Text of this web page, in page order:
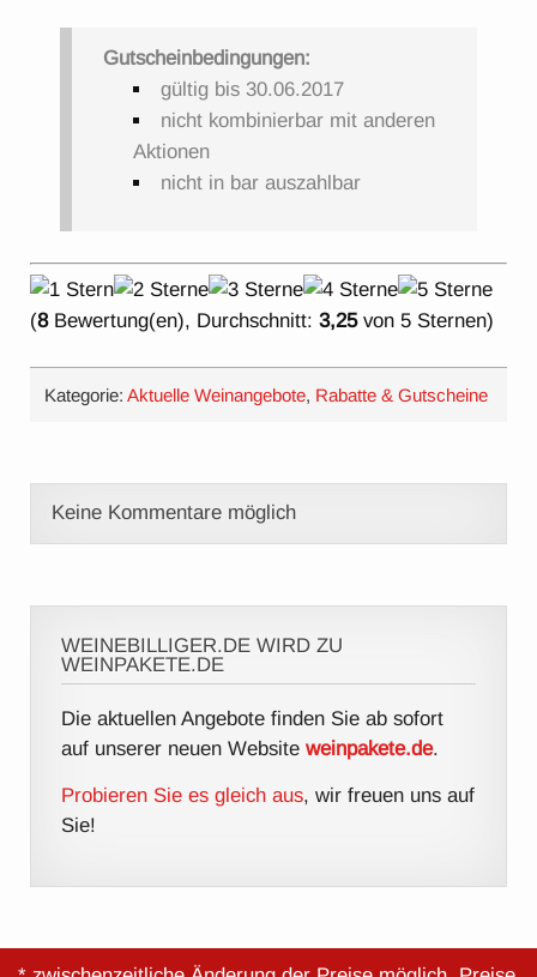
Gutscheinbedingungen:
gültig bis 30.06.2017
nicht kombinierbar mit anderen
Aktionen
nicht in bar auszahlbar
(8Bewertung(en), Durchschnitt:3,25von 5 Sternen)
Kategorie:Aktuelle Weinangebote, Rabatte & Gutscheine
Keine Kommentare möglich
WEINEBILLIGER.DE WIRD ZU
WEINPAKETE.DE
Die aktuellen Angebote finden Sie ab sofort
auf unserer neuen Websiteweinpakete.de.
Probieren Sie es gleich aus, wir freuen uns auf
Sie!